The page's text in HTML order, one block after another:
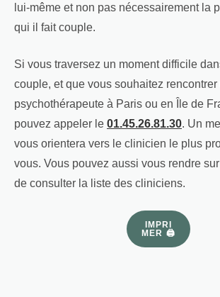
lui-même et non pas nécessairement la
qui il fait couple.
Si vous traversez un moment difficile
couple, et que vous souhaitez rencontrer
psychothérapeute à Paris ou en Île de
pouvez appeler le 01.45.26.81.30. Un
vous orientera vers le clinicien le plus
vous. Vous pouvez aussi vous rendre sur
de consulter la liste des cliniciens.
IMPRI
MER 🖨